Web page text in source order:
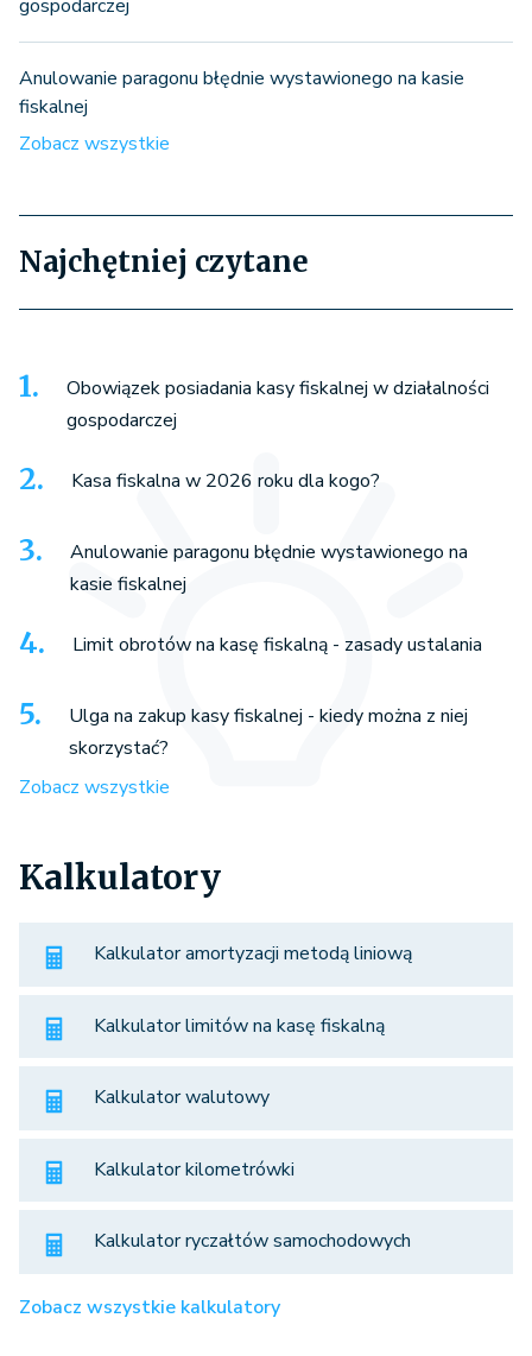
gospodarczej
Anulowanie paragonu błędnie wystawionego na kasie
fiskalnej
Zobacz wszystkie
Najchętniej czytane
Obowiązek posiadania kasy fiskalnej w działalności
gospodarczej
Kasa fiskalna w 2026 roku dla kogo?
Anulowanie paragonu błędnie wystawionego na
kasie fiskalnej
Limit obrotów na kasę fiskalną - zasady ustalania
Ulga na zakup kasy fiskalnej - kiedy można z niej
skorzystać?
Zobacz wszystkie
Kalkulatory
Kalkulator amortyzacji metodą liniową
Kalkulator limitów na kasę fiskalną
Kalkulator walutowy
Kalkulator kilometrówki
Kalkulator ryczałtów samochodowych
Zobacz wszystkie kalkulatory